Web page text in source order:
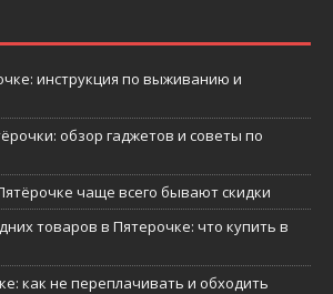
инструкция по выживанию и
обзор гаджетов и советы по
чаще всего бывают скидки
товаров в Пятерочке: что купить в
как не переплачивать и обходить